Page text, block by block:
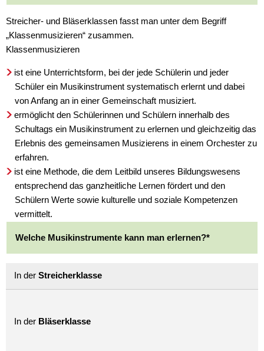
Streicher- und Bläserklassen fasst man unter dem Begriff
„Klassenmusizieren“ zusammen.
Klassenmusizieren
ist eine Unterrichtsform, bei der jede Schülerin und jeder
Schüler ein Musikinstrument systematisch erlernt und dabei
von Anfang an in einer Gemeinschaft musiziert.
ermöglicht den Schülerinnen und Schülern innerhalb des
Schultags ein Musikinstrument zu erlernen und gleichzeitig das
Erlebnis des gemeinsamen Musizierens in einem Orchester zu
erfahren.
ist eine Methode, die dem Leitbild unseres Bildungswesens
entsprechend das ganzheitliche Lernen fördert und den
Schülern Werte sowie kulturelle und soziale Kompetenzen
vermittelt.
Welche Musikinstrumente kann man erlernen?*
In der Streicherklasse
In der Bläserklasse